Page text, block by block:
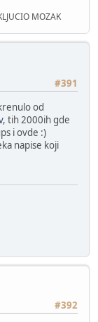
MOZAK
#391
od
, tih 2000ih gde
i ovde :)
napise koji
#392